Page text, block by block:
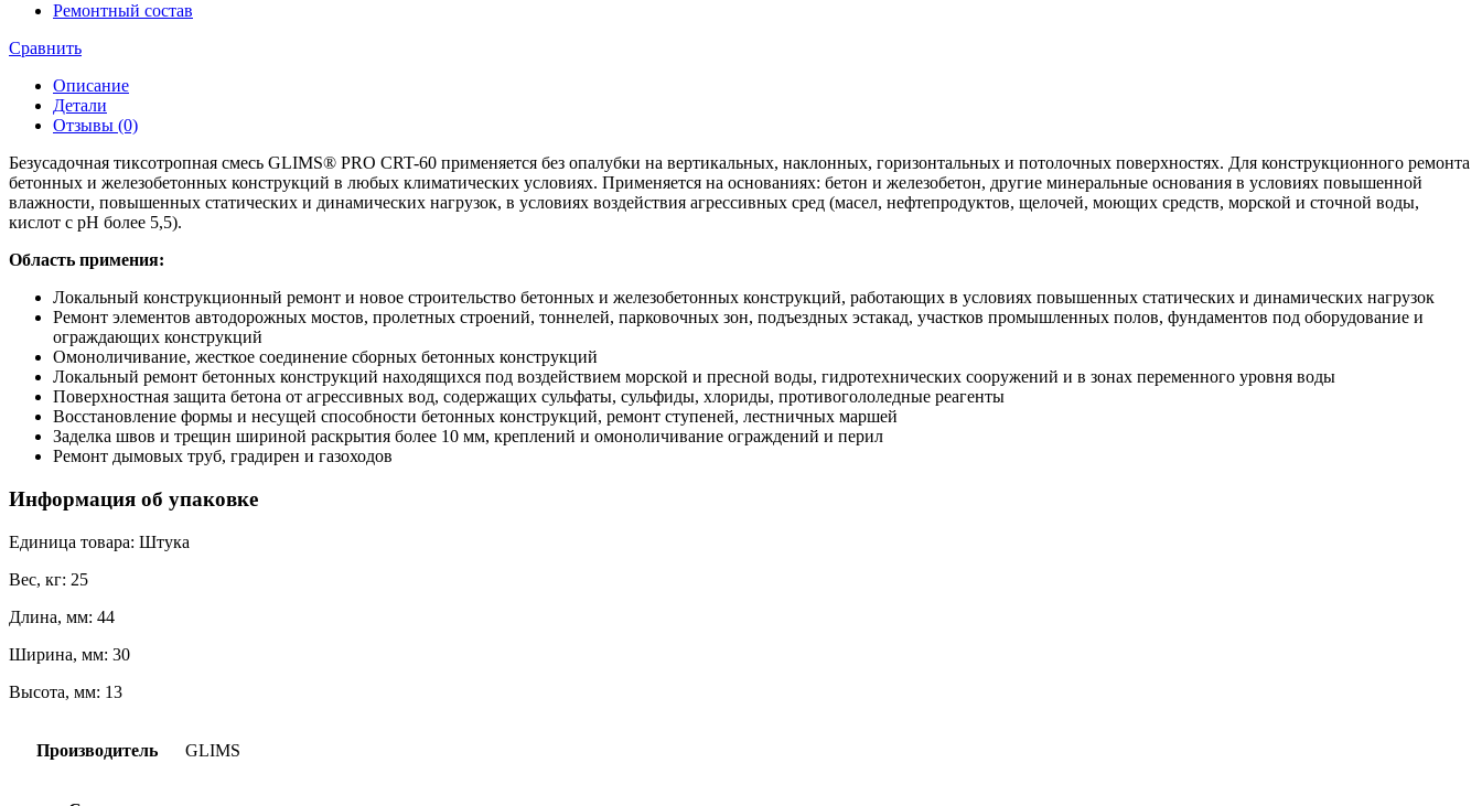
Ремонтный состав
Сравнить
Описание
Детали
Отзывы (0)
Безусадочная тиксотропная смесь GLIMS® PRO CRT-60 применяется без опалубки на вертикальных, наклонных, горизонтальных и потолочных поверхностях. Для конструкционного ремонта
бетонных и железобетонных конструкций в любых климатических условиях. Применяется на основаниях: бетон и железобетон, другие минеральные основания в условиях повышенной
влажности, повышенных статических и динамических нагрузок, в условиях воздействия агрессивных сред (масел, нефтепродуктов, щелочей, моющих средств, морской и сточной воды,
кислот с pH более 5,5).
Область примения:
Локальный конструкционный ремонт и новое строительство бетонных и железобетонных конструкций, работающих в условиях повышенных статических и динамических нагрузок
Ремонт элементов автодорожных мостов, пролетных строений, тоннелей, парковочных зон, подъездных эстакад, участков промышленных полов, фундаментов под оборудование и
ограждающих конструкций
Омоноличивание, жесткое соединение сборных бетонных конструкций
Локальный ремонт бетонных конструкций находящихся под воздействием морской и пресной воды, гидротехнических сооружений и в зонах переменного уровня воды
Поверхностная защита бетона от агрессивных вод, содержащих сульфаты, сульфиды, хлориды, противогололедные реагенты
Восстановление формы и несущей способности бетонных конструкций, ремонт ступеней, лестничных маршей
Заделка швов и трещин шириной раскрытия более 10 мм, креплений и омоноличивание ограждений и перил
Ремонт дымовых труб, градирен и газоходов
Информация об упаковке
Единица товара: Штука
Вес, кг: 25
Длина, мм: 44
Ширина, мм: 30
Высота, мм: 13
Производитель GLIMS